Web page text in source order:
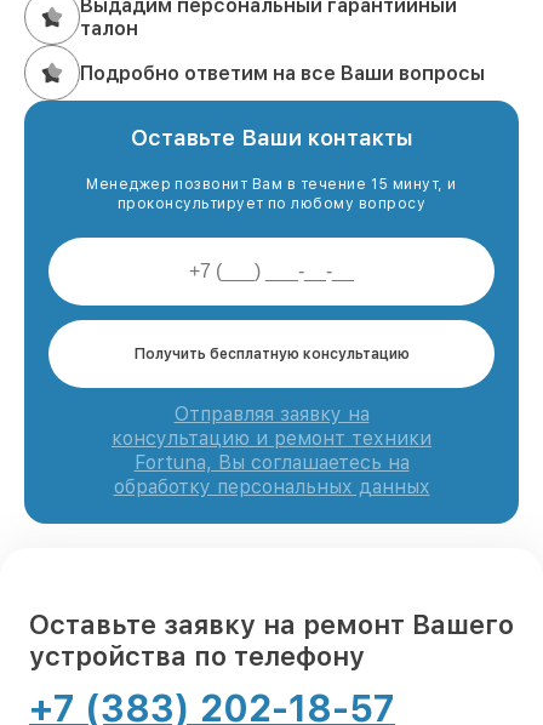
Выдадим персональный гарантийный
талон
Подробно ответим на все Ваши вопросы
Оставьте Ваши контакты
Менеджер позвонит Вам в течение 15 минут, и
проконсультирует по любому вопросу
Получить бесплатную консультацию
Отправляя заявку на
консультацию и ремонт техники
Fortuna, Вы соглашаетесь на
обработку персональных данных
Оставьте заявку на ремонт Вашего
устройства по телефону
+7 (383) 202-18-57